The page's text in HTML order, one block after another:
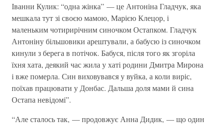
Іванни Кулик: “одна жінка” — це Антоніна Гладчук, яка
мешкала тут зі своєю мамою, Марією Клецор, і
маленьким чотирирічним синочком Остапком. Гладчук
Антоніну більшовики арештували, а бабусю із синочком
кинули з берега в потічок. Бабуся, після того як згоріла
їхня хата, деякий час жила у хаті родини Дмитра Мирона
і вже померла. Син виховувався у вуйка, а коли виріс,
поїхав працювати у Донбас. Дальша доля мами й сина
Остапа невідомі”.
“Але сталось так, — продовжує Анна Дидик, — що один